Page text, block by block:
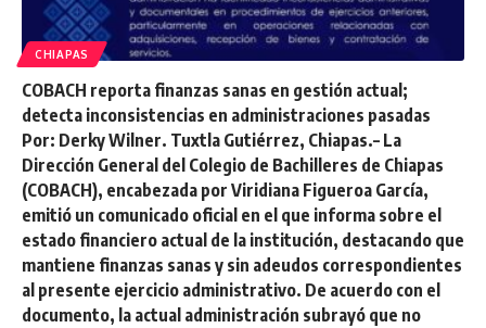
CHIAPAS
COBACH reporta finanzas sanas en gestión actual;
detecta inconsistencias en administraciones pasadas
Por: Derky Wilner. Tuxtla Gutiérrez, Chiapas.– La
Dirección General del Colegio de Bachilleres de Chiapas
(COBACH), encabezada por Viridiana Figueroa García,
emitió un comunicado oficial en el que informa sobre el
estado financiero actual de la institución, destacando que
mantiene finanzas sanas y sin adeudos correspondientes
al presente ejercicio administrativo. De acuerdo con el
documento, la actual administración subrayó que no